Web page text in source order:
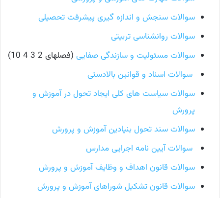
سوالات سنجش و اندازه گیری پیشرفت تحصیلی
سوالات روانشناسی تربیتی
سوالات مسئولیت و سازندگی صفایی (فصلهای 2 3 4 10)
سوالات اسناد و قوانین بالادستی
سوالات سیاست های کلی ایجاد تحول در آموزش و
پرورش
سوالات سند تحول بنیادین آموزش و پرورش
سوالات آیین نامه اجرایی مدارس
سوالات قانون اهداف و وظایف آموزش و پرورش
سوالات قانون تشکیل شوراهای آموزش و پرورش